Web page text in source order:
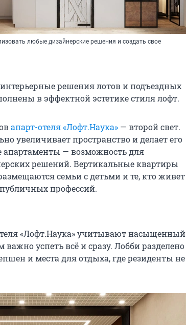
любые дизайнерские решения и создать свое
решения лотов и подъездных
в эффектной эстетике стиля лофт.
апарт-отеля «Лофт.Наука» — второй свет.
увеличивает пространство и делает его
апартаменты — возможность для
решений. Вертикальные квартиры
семьи с детьми и те, кто живет
профессий.
«Лофт.Наука» учитывают насыщенный
успеть всё и сразу. Лобби разделено
и места для отдыха, где резиденты не